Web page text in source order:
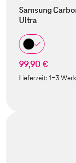
Samsung
Ultra
99,90 €
Lieferzeit:1-3